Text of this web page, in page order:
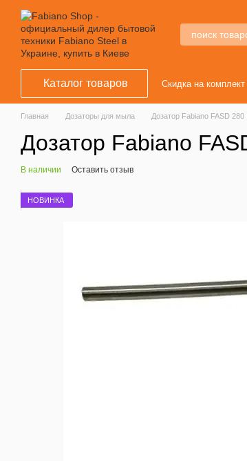
Перейти к основному контенту
Каталог товаров Скидка на комплект
Главная Дозаторы для мыла Дозатор Fabiano FASD
Дозатор Fabiano
В наличии Оставить отзыв
НОВИНКА